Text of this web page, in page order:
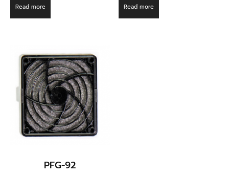
Read more Read more
PFG-92